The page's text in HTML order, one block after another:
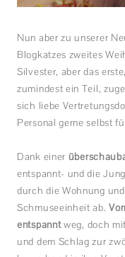
Nun aber zu unserer
Blogkatzes zweites
Silvester, aber das
zumindest ein Teil,
sich liebe
Personal gerne selbst
Dank einer
entspannt- und die
durch die Wohnung
Schmuseeinheit ab.
entspanntweg, doch
und dem Schlag zur